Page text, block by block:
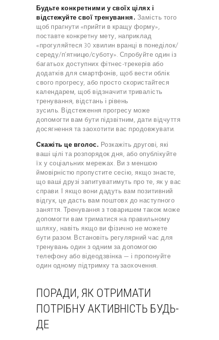
Будьте конкретними у своїх цілях і
відстежуйте свої тренування. Замість того
щоб прагнути «прийти в кращу форму»,
поставте конкретну мету, наприклад
«прогуляйтеся 30 хвилин вранці в понеділок/
середу/п’ятницю/суботу». Спробуйте один із
багатьох доступних фітнес-трекерів або
додатків для смартфонів, щоб вести облік
свого прогресу, або просто скористайтеся
календарем, щоб відзначити тривалість
тренування, відстань і рівень
зусиль. Відстеження прогресу може
допомогти вам бути підзвітним, дати відчуття
досягнення та заохотити вас продовжувати.
Скажіть це вголос. Розкажіть другові, які
ваші цілі та розпорядок дня, або опублікуйте
їх у соціальних мережах. Ви з меншою
ймовірністю пропустите сесію, якщо знаєте,
що ваші друзі запитуватимуть про те, як у вас
справи. І якщо вони дадуть вам позитивний
відгук, це дасть вам поштовх до наступного
заняття. Тренування з товаришем також може
допомогти вам триматися на правильному
шляху, навіть якщо ви фізично не можете
бути разом. Встановіть регулярний час для
тренувань один з одним за допомогою
телефону або відеодзвінка — і пропонуйте
один одному підтримку та заохочення.
ПОРАДИ, ЯК ОТРИМАТИ
ПОТРІБНУ АКТИВНІСТЬ БУДЬ-
ДЕ